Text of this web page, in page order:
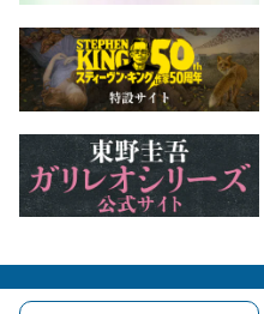
会社概要 自費出